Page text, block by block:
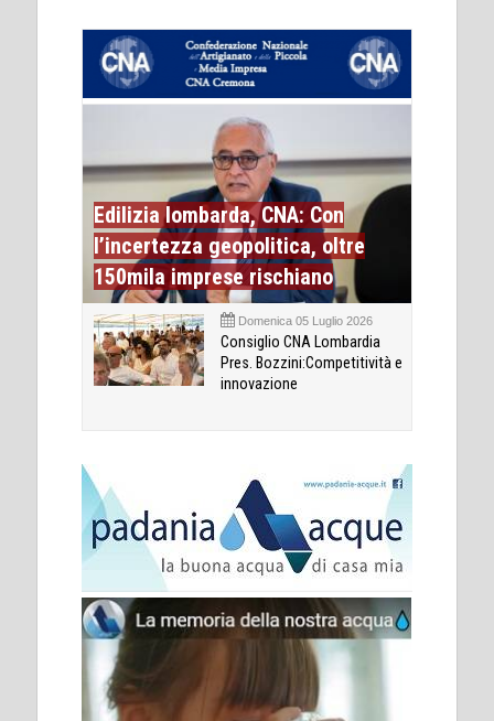
Edilizia lombarda, CNA: Con
l’incertezza geopolitica, oltre
150mila imprese rischiano
Domenica 05 Luglio 2026
Consiglio CNA Lombardia
Pres. Bozzini:Competitività e
innovazione